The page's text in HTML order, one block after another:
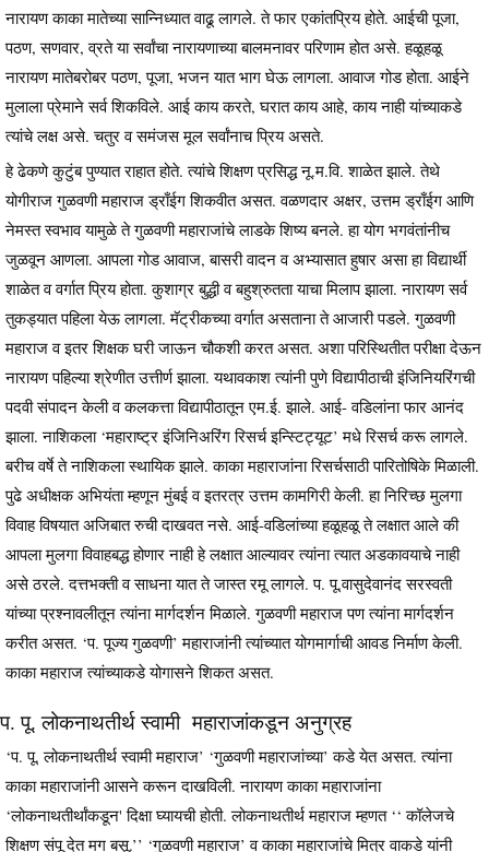
नारायण काका मातेच्या सान्निध्यात वाढू लागले. ते फार एकांतप्रिय होते. आईची पूजा,
पठण, सणवार, व्रते या सर्वांचा नारायणाच्या बालमनावर परिणाम होत असे. हळूहळू
नारायण मातेबरोबर पठण, पूजा, भजन यात भाग घेऊ लागला. आवाज गोड होता. आईने
मुलाला प्रेमाने सर्व शिकविले. आई काय करते, घरात काय आहे, काय नाही यांच्याकडे
त्यांचे लक्ष असे. चतुर व समंजस मूल सर्वांनाच प्रिय असते.
हे ढेकणे कुटुंब पुण्यात राहात होते. त्यांचे शिक्षण प्रसिद्ध नू.म.वि. शाळेत झाले. तेथे
योगीराज गुळवणी महाराज ड्राँईग शिकवीत असत. वळणदार अक्षर, उत्तम ड्राँईग आणि
नेमस्त स्वभाव यामुळे ते गुळवणी महाराजांचे लाडके शिष्य बनले. हा योग भगवंतांनीच
जुळवून आणला. आपला गोड आवाज, बासरी वादन व अभ्यासात हुषार असा हा विद्यार्थी
शाळेत व वर्गात प्रिय होता. कुशाग्र बुद्धी व बहुश्रुतता याचा मिलाप झाला. नारायण सर्व
तुकड्यात पहिला येऊ लागला. मॅट्रीकच्या वर्गात असताना ते आजारी पडले. गुळवणी
महाराज व इतर शिक्षक घरी जाऊन चौकशी करत असत. अशा परिस्थितीत परीक्षा देऊन
नारायण पहिल्या श्रेणीत उत्तीर्ण झाला. यथावकाश त्यांनी पुणे विद्यापीठाची इंजिनियरिंगची
पदवी संपादन केली व कलकत्ता विद्यापीठातून एम.ई. झाले. आई- वडिलांना फार आनंद
झाला. नाशिकला ‘महाराष्ट्र इंजिनिअरिंग रिसर्च इन्स्टिट्यूट’ मधे रिसर्च करू लागले.
बरीच वर्षे ते नाशिकला स्थायिक झाले. काका महाराजांना रिसर्चसाठी पारितोषिके मिळाली.
पुढे अधीक्षक अभियंता म्हणून मुंबई व इतरत्र उत्तम कामगिरी केली. हा निरिच्छ मुलगा
विवाह विषयात अजिबात रुची दाखवत नसे. आई-वडिलांच्या हळूहळू ते लक्षात आले की
आपला मुलगा विवाहबद्ध होणार नाही हे लक्षात आल्यावर त्यांना त्यात अडकावयाचे नाही
असे ठरले. दत्तभक्ती व साधना यात ते जास्त रमू लागले. प. पू.वासुदेवानंद सरस्वती
यांच्या प्रश्‍नावलीतून त्यांना मार्गदर्शन मिळाले. गुळवणी महाराज पण त्यांना मार्गदर्शन
करीत असत. ‘प. पूज्य गुळवणी’ महाराजांनी त्यांच्यात योगमार्गाची आवड निर्माण केली.
काका महाराज त्यांच्याकडे योगासने शिकत असत.
प. पू. लोकनाथतीर्थ स्वामी महाराजांकडून अनुग्रह
‘प. पू. लोकनाथतीर्थ स्वामी महाराज’ ‘गुळवणी महाराजांच्या’ कडे येत असत. त्यांना
काका महाराजांनी आसने करून दाखविली. नारायण काका महाराजांना
‘लोकनाथतीर्थांकडून' दिक्षा घ्यायची होती. लोकनाथतीर्थ महाराज म्हणत ‘‘ कॉलेजचे
शिक्षण संपू देत मग बसू.’’ ‘गुळवणी महाराज’ व काका महाराजांचे मित्र वाकडे यांनी